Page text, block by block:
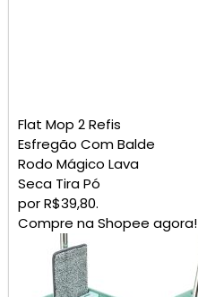
Flat Mop 2 Refis
Esfregão Com Balde
Rodo Mágico Lava
Seca Tira Pó
por R$39,80.
Compre na Shopee agora!